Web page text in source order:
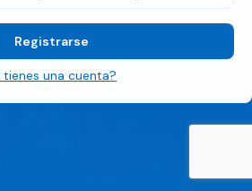
Registrarse
tienes una cuenta?